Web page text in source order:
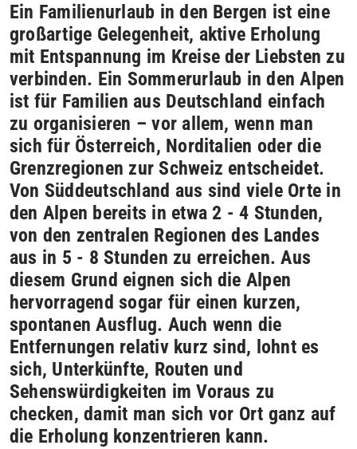
Ein Familienurlaub in den Bergen ist eine
großartige Gelegenheit, aktive Erholung
mit Entspannung im Kreise der Liebsten zu
verbinden. Ein Sommerurlaub in den Alpen
ist für Familien aus Deutschland einfach
zu organisieren – vor allem, wenn man
sich für Österreich, Norditalien oder die
Grenzregionen zur Schweiz entscheidet.
Von Süddeutschland aus sind viele Orte in
den Alpen bereits in etwa 2 - 4 Stunden,
von den zentralen Regionen des Landes
aus in 5 - 8 Stunden zu erreichen. Aus
diesem Grund eignen sich die Alpen
hervorragend sogar für einen kurzen,
spontanen Ausflug. Auch wenn die
Entfernungen relativ kurz sind, lohnt es
sich, Unterkünfte, Routen und
Sehenswürdigkeiten im Voraus zu
checken, damit man sich vor Ort ganz auf
die Erholung konzentrieren kann.